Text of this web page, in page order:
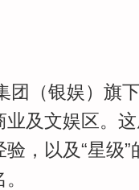
团（银娱）旗
及文娱区。
，以及“星级